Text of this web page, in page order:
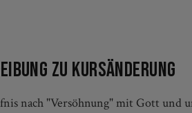
zu Kursänderung
nach "Versöhnung" mit Gott und
führen und einladen,